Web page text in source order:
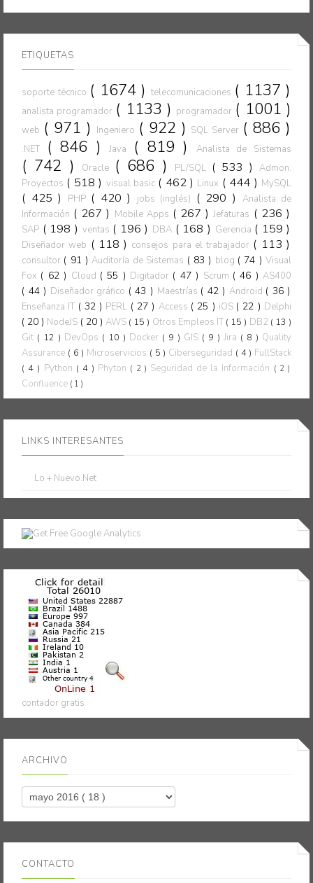
ETIQUETAS
soporte técnico ( 1674 ) telecomunicaciones ( 1137 )
analista programador ( 1133 ) programador ( 1001 )
web ( 971 ) Ingeniero ( 922 ) SQL Server ( 886 )
.NET ( 846 )Java ( 819 ) Analista de Sistemas
( 742 ) Oracle ( 686 ) PL/SQL ( 533 )Admon.
Proyectos ( 518 ) visual basic ( 462 ) Linux ( 444 ) MySQL
( 425 ) PHP ( 420 ) jobs (inglés) ( 290 )
Analista de
Información ( 267 ) Mobile Apps ( 267 )Jefaturas ( 236 )
SAP ( 198 ) ventas ( 196 ) DBA ( 168 ) Gerencia ( 159 )
Diseñador web ( 118 ) consejos para el trabajador ( 113 )
consultor ( 91 )Auditoría de Sistemas ( 83 ) blog ( 74 )Visual
Fox ( 62 ) Cloud ( 55 ) Digitador ( 47 ) Scrum ( 46 ) AS400
( 44 ) Diseñador gráfico ( 43 ) Maestrías ( 42 ) Android ( 36 )
Enseñanza IT ( 32 ) PERL ( 27 ) Access ( 25 ) iOS ( 22 ) Delphi
( 20 ) NodeJS ( 20 )AWS ( 15 ) Otros Empleos IT ( 15 ) DB2 ( 13 )
Git ( 12 ) DevOps ( 10 ) Docker ( 9 ) GIS ( 9 ) Jira ( 8 ) Quality
Assurance ( 6 ) Microservicios ( 5 ) Ciberseguridad ( 4 ) FullStack
( 4 ) Python ( 4 ) Phyton ( 2 ) Seguridad de la Información ( 2 )
Confluence ( 1 )
LINKS INTERESANTES
Lo + Nuevo.Net
contador gratis
ARCHIVO
CONTACTO